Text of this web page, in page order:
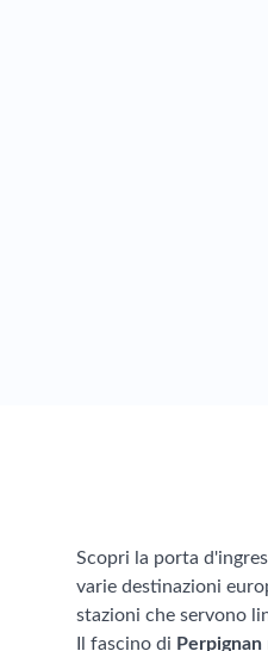
Scopri la porta
varie destinazioni
stazioni che servono
Il fascino di Perpignan